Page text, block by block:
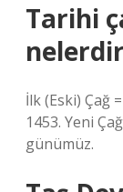
Tarihi
İlk (Eski) Çağ
1453. Yeni
günümüz.